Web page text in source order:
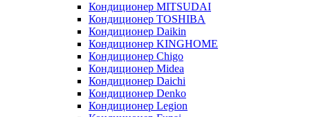
Кондиционер MITSUDAI
Кондиционер TOSHIBA
Кондиционер Daikin
Кондиционер KINGHOME
Кондиционер Chigo
Кондиционер Midea
Кондиционер Daichi
Кондиционер Denko
Кондиционер Legion